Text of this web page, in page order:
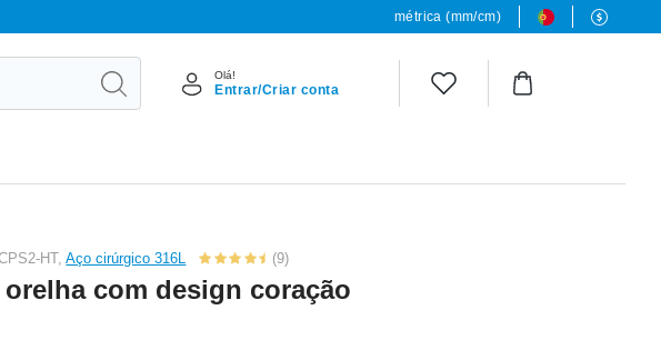
métrica (mm/cm)
Olá!
Entrar/Criar conta
HT,Aço cirúrgico 316L (9)
com design coração